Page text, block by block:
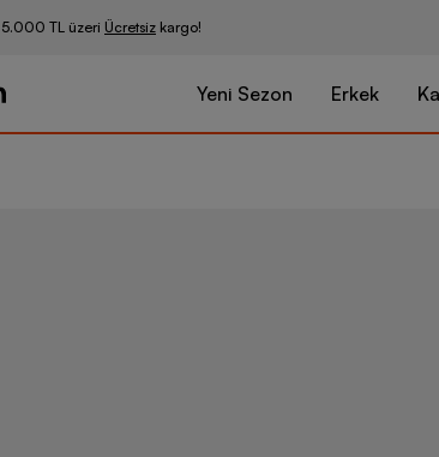
5.000 TL üzeri Ücretsiz kargo!
Yeni Sezon Erkek